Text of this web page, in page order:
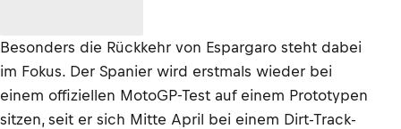
Besonders die Rückkehr von Espargaro steht dabei
im Fokus. Der Spanier wird erstmals wieder bei
einem offiziellen MotoGP-Test auf einem Prototypen
sitzen, seit er sich Mitte April bei einem Dirt-Track-